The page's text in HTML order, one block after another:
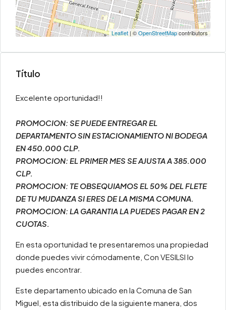
Leaflet | ©OpenStreetMapcontributors
Título
Excelente oportunidad!!
PROMOCION: SE PUEDE ENTREGAR EL
DEPARTAMENTO SIN ESTACIONAMIENTO NI BODEGA
EN 450.000 CLP.
PROMOCION: EL PRIMER MES SE AJUSTA A 385.000
CLP.
PROMOCION: TE OBSEQUIAMOS EL 50% DEL FLETE
DE TU MUDANZA SI ERES DE LA MISMA COMUNA.
PROMOCION: LA GARANTIA LA PUEDES PAGAR EN 2
CUOTAS.
En esta oportunidad te presentaremos una propiedad
donde puedes vivir cómodamente, Con VESILSI lo
puedes encontrar.
Este departamento ubicado en la Comuna de San
Miguel, esta distribuido de la siguiente manera, dos